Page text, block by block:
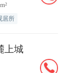
，只是在
特殊的情
居所
上城